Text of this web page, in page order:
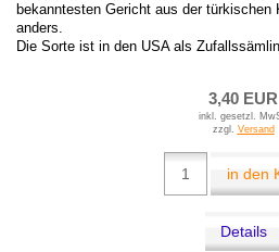
bekanntesten Gericht aus der
anders.
Die Sorte ist in den USA als
3,40 EUR
inkl. gesetzl.
zzgl. Versand
in den
Details